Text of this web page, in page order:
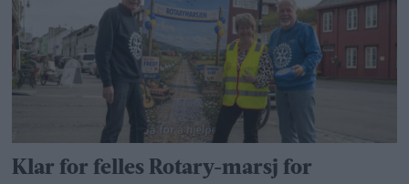
Klar for felles Rotary-marsj for